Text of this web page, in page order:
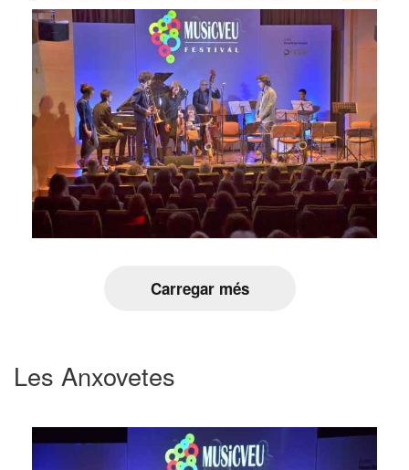
Carregar més
Les Anxovetes